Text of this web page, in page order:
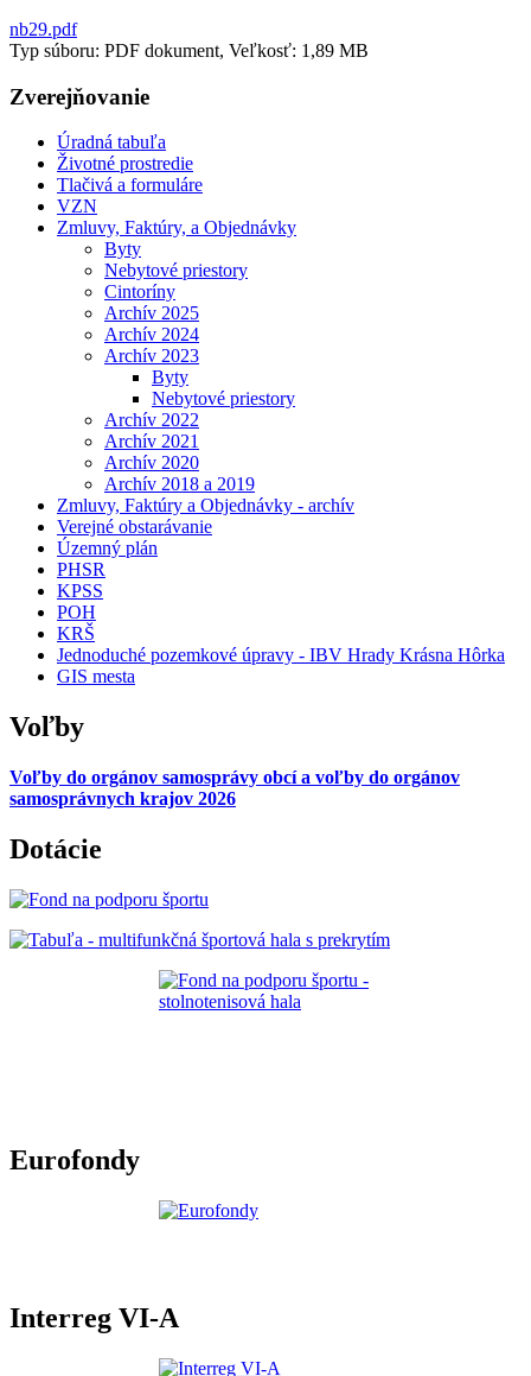
nb29.pdf
Typ súboru: PDF dokument, Veľkosť: 1,89 MB
Zverejňovanie
Úradná tabuľa
Životné prostredie
Tlačivá a formuláre
VZN
Zmluvy, Faktúry, a Objednávky
Byty
Nebytové priestory
Cintoríny
Archív 2025
Archív 2024
Archív 2023
Byty
Nebytové priestory
Archív 2022
Archív 2021
Archív 2020
Archív 2018 a 2019
Zmluvy, Faktúry a Objednávky - archív
Verejné obstarávanie
Územný plán
PHSR
KPSS
POH
KRŠ
Jednoduché pozemkové úpravy - IBV Hrady Krásna Hôrka
GIS mesta
Voľby
Voľby do orgánov samosprávy obcí a voľby do orgánov
samosprávnych krajov 2026
Dotácie
Eurofondy
Interreg VI-A